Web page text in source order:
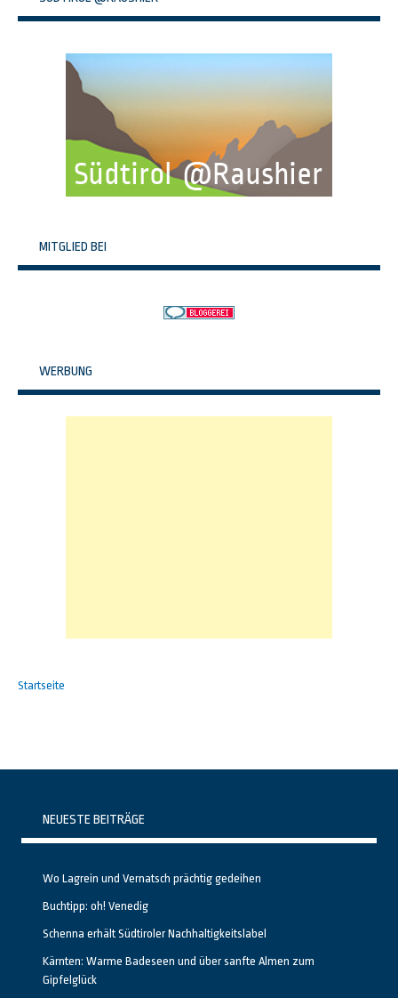
MITGLIED BEI
WERBUNG
Startseite
NEUESTE BEITRÄGE
Wo Lagrein und Vernatsch prächtig gedeihen
Buchtipp: oh! Venedig
Schenna erhält Südtiroler Nachhaltigkeitslabel
Kärnten: Warme Badeseen und über sanfte Almen zum
Gipfelglück